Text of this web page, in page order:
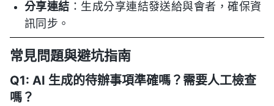
分享連結 ：生成分享連結發送給與會者，確保資
訊同步。
常見問題與避坑指南
Q1: AI 生成的待辦事項準確嗎？需要人工檢查
嗎？